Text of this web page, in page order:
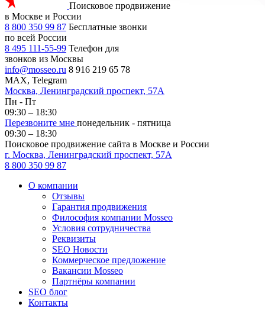
Поисковое продвижение
в Москве и России
8 800 350 99 87 Бесплатные звонки
по всей России
8 495 111-55-99 Телефон для
звонков из Москвы
info@mosseo.ru 8 916 219 65 78
MAX, Telegram
Москва, Ленинградский проспект, 57А
Пн - Пт
09:30 – 18:30
Перезвоните мне понедельник - пятница
09:30 – 18:30
Поисковое продвижение сайта в Москве и России
г. Москва, Ленинградский проспект, 57А
8 800 350 99 87
О компании
Отзывы
Гарантия продвижения
Философия компании Mosseo
Условия сотрудничества
Реквизиты
SEO Новости
Коммерческое предложение
Вакансии Mosseo
Партнёры компании
SEO блог
Контакты